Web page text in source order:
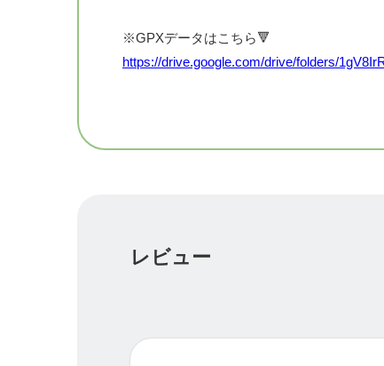
※GPXデータはこちら🔻
https://drive.google.com/drive/folders/
⚠️チケット購入とフォーム入力が完了した
レビュー